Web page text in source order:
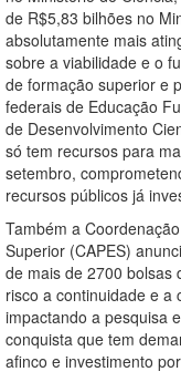
de R$5,83 bilhões no
absolutamente mais
sobre a viabilidade e o
de formação superior e
federais de Educação
de Desenvolvimento
só tem recursos para
setembro,
recursos públicos já
Também a
Superior (CAPES)
de mais de 2700 bolsas
risco a continuidade e a
impactando a pesquisa
conquista que tem
afinco e investimento